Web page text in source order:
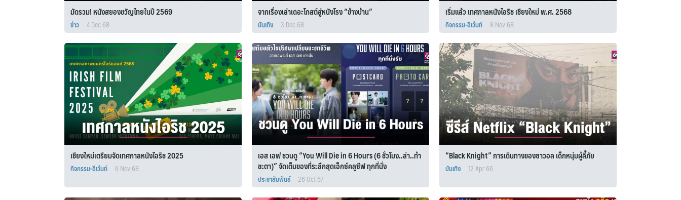
มัดรวม! หนังสยองขวัญไทยในปี 2569
ข่าว 4 Dec 68
จากเรื่องเล่าเดอะโกสต์สู่หนังโรง “ข้างบ้าน”
บันเทิง 3 Dec 68
เริ่มแล้ว เทศกาลหนังไอริช เชียงใหม่ พ.ศ. 2568
กิจกรรม-อีเว้นท์ 8 Nov 68
เชียงใหม่เตรียมจัดเทศกาลหนังไอริช 2025
กิจกรรม-อีเว้นท์ 6 Nov 68
เอส เอฟ ชวนดู “You Will Die in 6 Hours (6 ชั่วโมง..ล่า..ท้า
ชะตา)” จัดเต็มของที่ระลึกสุดเอ็กซ์คลูซีฟ ทุกที่นั่ง
ประชาสัมพันธ์ 26 Oct 67
“Black Knight” การเดินทางของซาวอล เด็กหนุ่มผู้ลี้ภัย
บันเทิง 12 Apr 66